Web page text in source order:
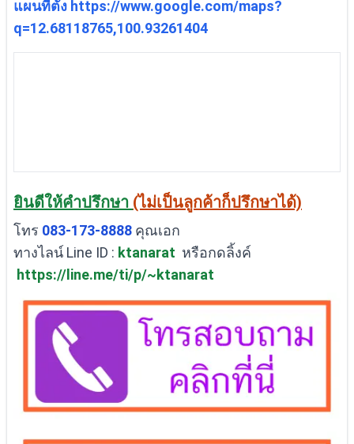
แผนที่ตั้ง https://www.google.com/maps?
q=12.68118765,100.93261404
ยินดีให้คำปรึกษา (ไม่เป็นลูกค้าก็ปรึกษาได้)
โทร 083-173-8888 คุณเอก
ทางไลน์ Line ID : ktanarat หรือกดลิ้งค์
https://line.me/ti/p/~ktanarat